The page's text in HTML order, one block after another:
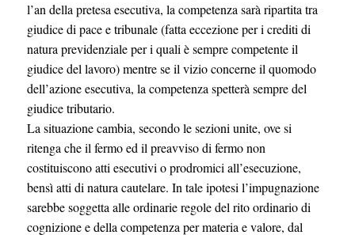
l’an della pretesa esecutiva, la competenza sarà ripartita tra
giudice di pace e tribunale (fatta eccezione per i crediti di
natura previdenziale per i quali è sempre competente il
giudice del lavoro) mentre se il vizio concerne il quomodo
dell’azione esecutiva, la competenza spetterà sempre del
giudice tributario.
La situazione cambia, secondo le sezioni unite, ove si
ritenga che il fermo ed il preavviso di fermo non
costituiscono atti esecutivi o prodromici all’esecuzione,
bensì atti di natura cautelare. In tale ipotesi l’impugnazione
sarebbe soggetta alle ordinarie regole del rito ordinario di
cognizione e della competenza per materia e valore, dal